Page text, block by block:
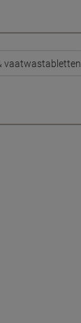
vaatwastabletten